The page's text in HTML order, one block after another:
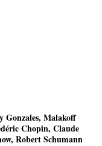
Gonzales, Malakoff
Chopin, Claude
Robert Schumann